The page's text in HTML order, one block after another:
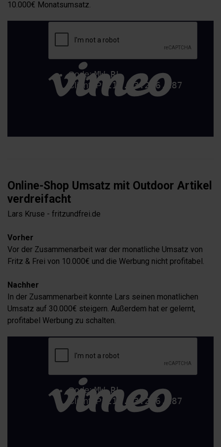
10.000€ Monatsumsatz.
Online-Shop Umsatz mit Outdoor Artikel
verdreifacht
Lars Kruse - fritzundfrei.de
Vorher
Vor der Zusammenarbeit war der monatliche Umsatz von
Fritz & Frei von 10.000€ und die Werbung nicht profitabel.
Nachher
In der Zusammenarbeit konnte Lars seinen monatlichen
Umsatz auf 30.000€ steigern. Außerdem hat er gelernt,
profitabel Werbung zu schalten.